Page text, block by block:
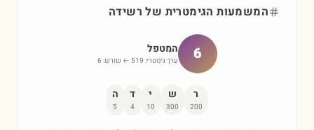
המשמעות הגימטרית של רשידה
6 המטפל
ערך גימטרי: 519 ← שורש: 6
ר
200
ש
300
י
10
ד
4
ה
5